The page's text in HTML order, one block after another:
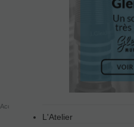
L'Atelier
Accueil